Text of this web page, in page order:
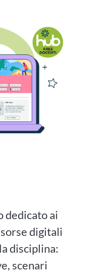
dedicato ai
digitali
disciplina:
scenari